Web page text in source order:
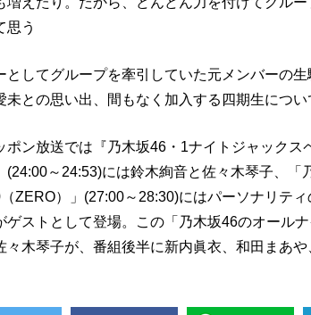
思う
としてグループを牽引していた元メンバーの
未との思い出、間もなく加入する四期生につい
ポン放送では『乃木坂46・1ナイトジャックス
(24:00～24:53)には鈴木絢音と佐々木琴子、「
ZERO）」(27:00～28:30)にはパーソナリテ
ゲストとして登場。この「乃木坂46のオール
々木琴子が、番組後半に新内眞衣、和田まあ